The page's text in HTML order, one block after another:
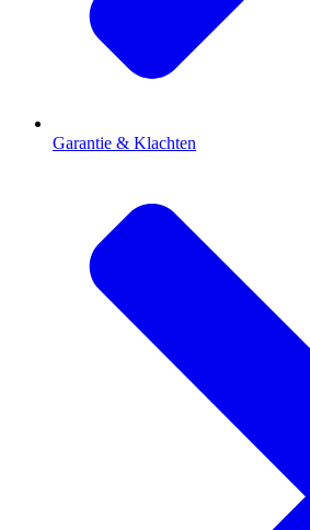
Garantie & Klachten